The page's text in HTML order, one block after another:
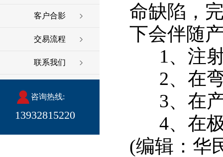
客户合影
交易流程
联系我们
咨询热线:
13932815220
命缺陷，
下会伴随
1、注射
2、在弯
3、在产
4、在极
(编辑：华